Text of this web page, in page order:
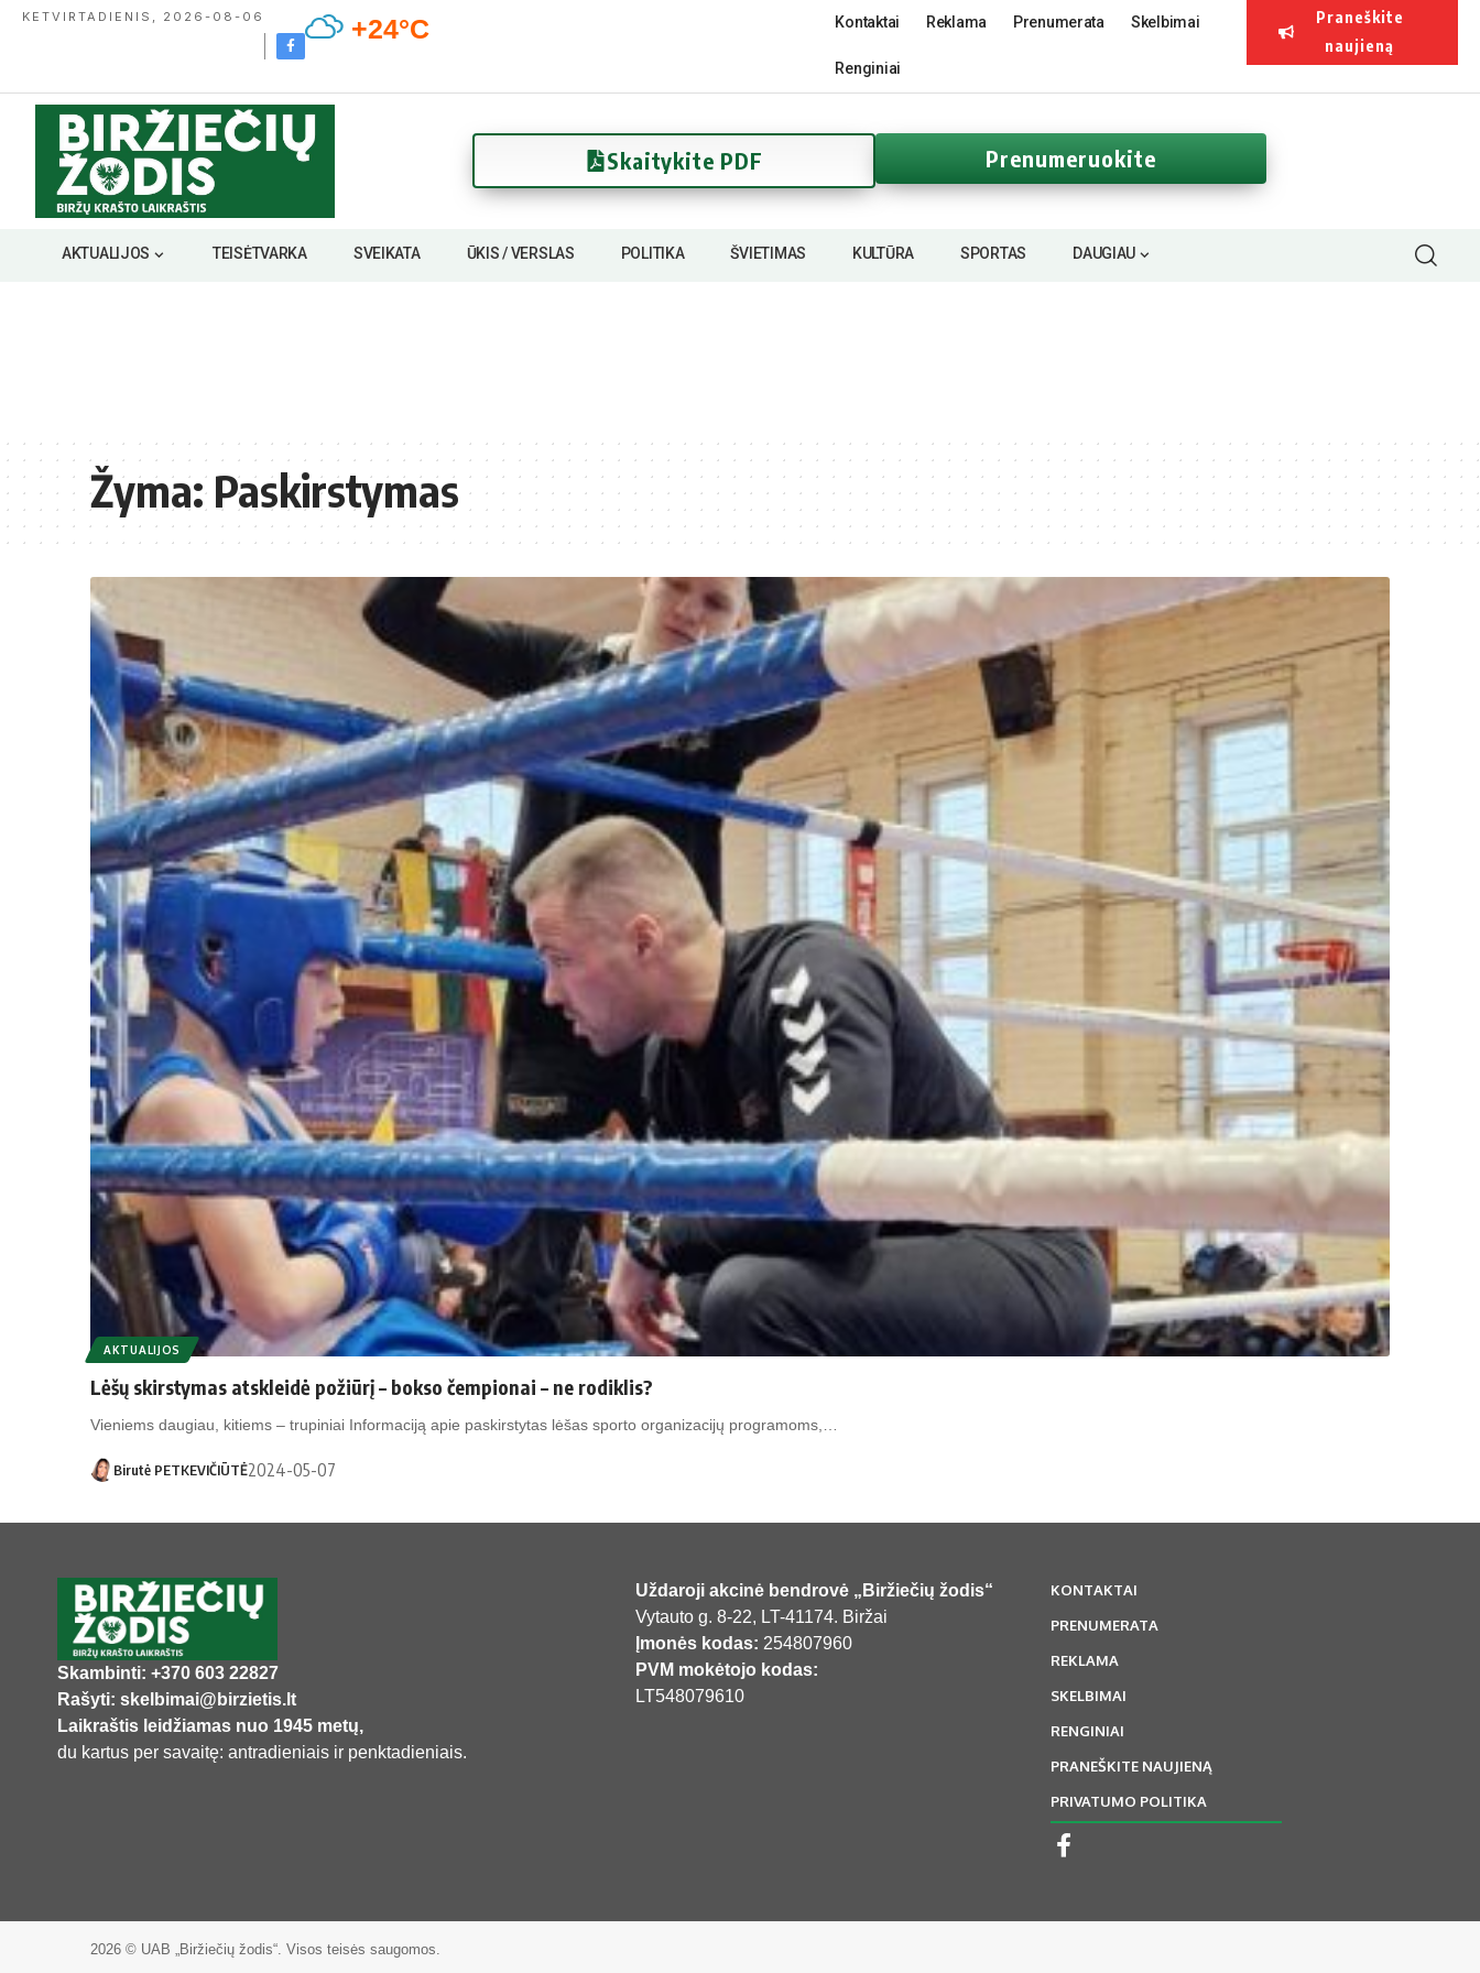
KETVIRTADIENIS, 2026-08-06 +24°C Kontaktai Reklama Prenumerata Skelbimai
Renginiai
Praneškite
naujieną
Skaitykite PDF Prenumeruokite
AKTUALIJOS TEISĖTVARKA SVEIKATA ŪKIS / VERSLAS POLITIKA ŠVIETIMAS KULTŪRA SPORTAS DAUGIAU
Žyma:Paskirstymas
AKTUALIJOS
Lėšų skirstymas atskleidė požiūrį – bokso čempionai – ne rodiklis?
Vieniems daugiau, kitiems – trupiniai Informaciją apie paskirstytas lėšas sporto organizacijų programoms,…
Birutė PETKEVIČIŪTĖ2024-05-07
Skambinti: +370 603 22827
Rašyti: skelbimai@birzietis.lt
Laikraštis leidžiamas nuo 1945 metų,
du kartus per savaitę: antradieniais ir penktadieniais.
Uždaroji akcinė bendrovė „Biržiečių žodis“
Vytauto g. 8-22, LT-41174. Biržai
Įmonės kodas: 254807960
PVM mokėtojo kodas:
LT548079610
KONTAKTAI
PRENUMERATA
REKLAMA
SKELBIMAI
RENGINIAI
PRANEŠKITE NAUJIENĄ
PRIVATUMO POLITIKA
2026 © UAB „Biržiečių žodis“. Visos teisės saugomos.